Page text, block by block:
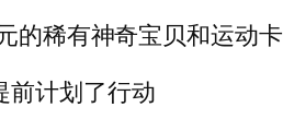
的稀有神奇宝贝和运动卡
前计划了行动